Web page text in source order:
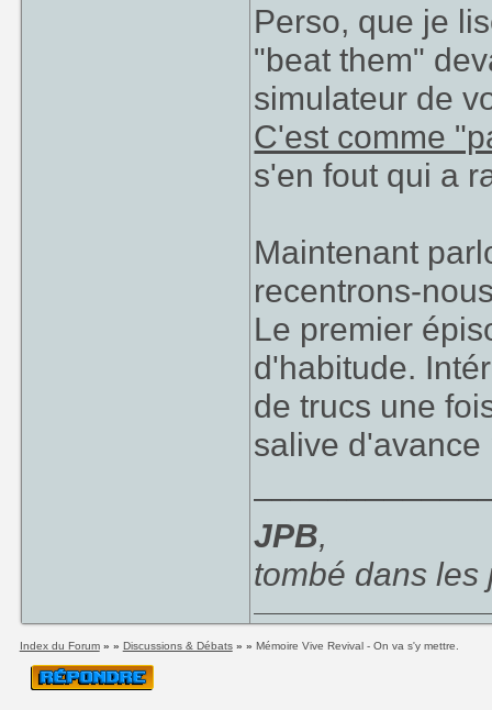
Perso, que je
"beat them"
simulateur de
C'est comme
s'en fout qui a
Maintenant
recentrons-
Le premier
d'habitude.
de trucs une
salive
JPB,
tombé dans les
Index du Forum» » Discussions & Débats» » Mémoire Vive Revival - On va s'y mettre.